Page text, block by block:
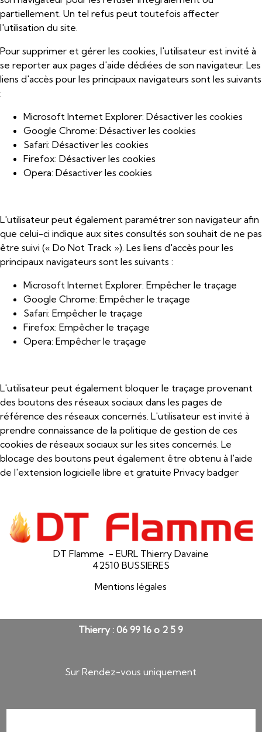
partiellement. Un tel refus peut toutefois affecter
l'utilisation du site.
Pour supprimer et gérer les cookies, l'utilisateur est invité à
se reporter aux pages d'aide dédiées de son navigateur. Les
liens d'accès pour les principaux navigateurs sont les suivants
:
Microsoft Internet Explorer: Désactiver les cookies
Google Chrome: Désactiver les cookies
Safari: Désactiver les cookies
Firefox: Désactiver les cookies
Opera: Désactiver les cookies
L'utilisateur peut également paramétrer son navigateur afin
que celui-ci indique aux sites consultés son souhait de ne pas
être suivi (« Do Not Track »). Les liens d'accès pour les
principaux navigateurs sont les suivants :
Microsoft Internet Explorer: Empêcher le traçage
Google Chrome: Empêcher le traçage
Safari: Empêcher le traçage
Firefox: Empêcher le traçage
Opera: Empêcher le traçage
L'utilisateur peut également bloquer le traçage provenant
des boutons des réseaux sociaux dans les pages de
référence des réseaux concernés. L'utilisateur est invité à
prendre connaissance de la politique de gestion de ces
cookies de réseaux sociaux sur les sites concernés. Le
blocage des boutons peut également être obtenu à l'aide
de l'extension logicielle libre et gratuite Privacy badger
DT Flamme - EURL Thierry Davaine
42510 BUSSIERES
Mentions légales
Thierry : 06 99 16 o 2 5 9
Sur Rendez-vous uniquement